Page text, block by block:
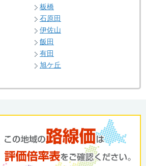
板橋
石原田
伊佐山
飯田
有田
旭ケ丘